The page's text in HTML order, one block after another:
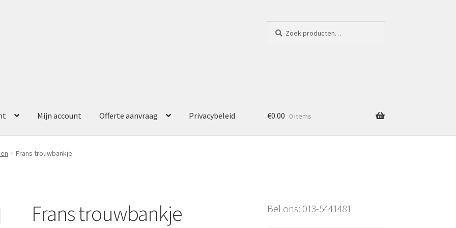
naar:
Mijn account Offerte aanvraag Privacybeleid
Offerte aanvraag
€0.00 0 items
Frans trouwbankje
Frans trouwbankje Bel ons: 013-5441481